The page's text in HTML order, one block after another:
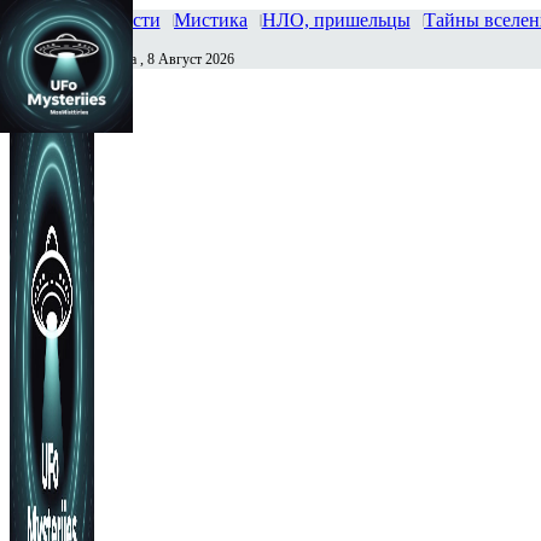
Главная Новости Мистика НЛО, пришельцы Тайны
Сегодня Суббота , 8 Август 2026